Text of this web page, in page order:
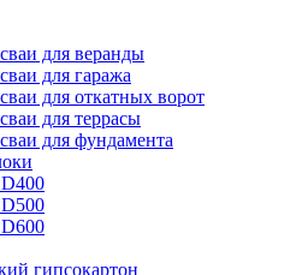
для веранды
для гаража
для откатных ворот
для террасы
для фундамента
гипсокартон